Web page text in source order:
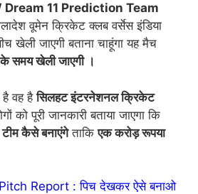
Dream 11 Prediction Team
वूमेन क्रिकेट क्लब वर्सेस इंडिया
खेली जाएगी बताना चाहूंगा यह मैच
के समय खेली जाएगी ।
है वह हैसिलहट इंटरनेशनल क्रिकेट
को पूरी जानकारी बताया जाएगा कि
कैसे बनाएंगेताकिएक करोड़ रूपया
Report : पिच देखकर ऐसे बनाओ